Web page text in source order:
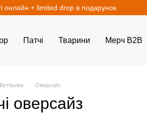
онлайн + limited drop в подарунок
Патчі Тварини Мерч B2B
Оверсайз
оверсайз